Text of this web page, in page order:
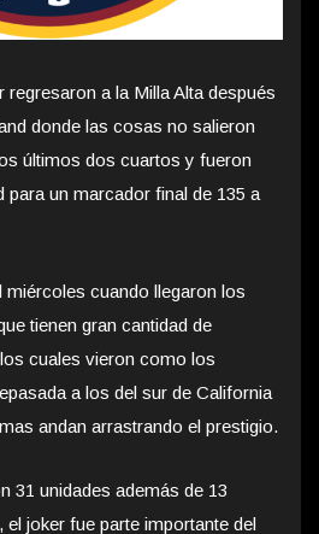
a la Milla Alta después
donde las cosas no salieron
últimos dos cuartos y fueron
para un marcador final de 135 a
miércoles cuando llegaron los
tienen gran cantidad de
cuales vieron como los
a los del sur de California
andan arrastrando el prestigio.
31 unidades además de 13
joker fue parte importante del